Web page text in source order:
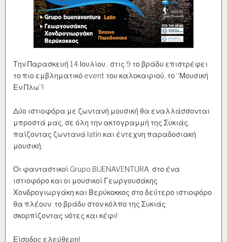
Την Παρασκευή 14 Ιουλίου, στις 9 το βράδυ επιστρέφει
το πιο εμβληματικό event του καλοκαιριού, το “Μουσική
Εν Πλω”!
Δύο ιστιοφόρα με ζωντανή μουσική θα εναλλάσσονται
μπροστά μας, σε όλη την ακτογραμμή της Συκιάς,
παίζοντας ζωντανά latin και έντεχνη παραδοσιακή
μουσική.
Οι φανταστικοί Grupo BUENAVENTURA στο ένα
ιστιοφόρο και οι μουσικοί Γεωργουσάκης
Χονδρογιωργάκη και Βερύκοκκος στο δεύτερο ιστιοφόρο
θα πλέουν το βράδυ στον κόλπο της Συκιάς
σκορπίζοντας νότες και κέφι!
Είσοδος ελεύθερη!